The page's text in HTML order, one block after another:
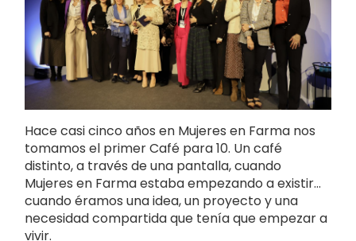
Hace casi cinco años en Mujeres en Farma nos
tomamos el primer Café para 10. Un café
distinto, a través de una pantalla, cuando
Mujeres en Farma estaba empezando a existir…
cuando éramos una idea, un proyecto y una
necesidad compartida que tenía que empezar a
vivir.